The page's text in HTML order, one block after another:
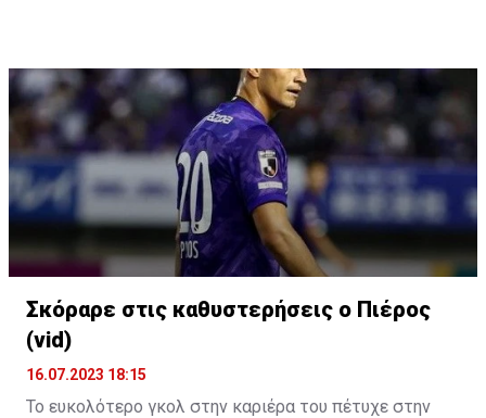
Σκόραρε στις καθυστερήσεις ο Πιέρος
(vid)
16.07.2023 18:15
Το ευκολότερο γκολ στην καριέρα του πέτυχε στην